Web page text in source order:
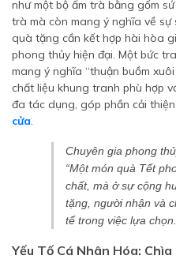
như một bộ ấm trà bằng gốm
trà mà còn mang ý nghĩa về sự
quà tặng cần kết hợp hài hòa
phong thủy hiện đại. Một bức
mang ý nghĩa “thuận buồm
chất liệu khung tranh phù hợp
đa tác dụng, góp phần cải
cửa.
Chuyên gia phong
“Một món quà Tết
chất, mà ở sự cộng
tặng, người nhận và
tế trong việc lựa
Yếu Tố Cá Nhân Hóa: